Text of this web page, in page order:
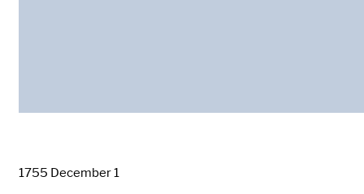
Date
1755 December 1